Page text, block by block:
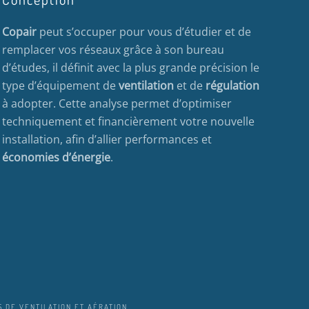
Copairpeut s’occuper pour vous d’étudier et de
remplacer vos réseaux grâce à son bureau
d’études, il définit avec la plus grande précision le
type d’équipement deventilationet de régulation
à adopter. Cette analyse permet d’optimiser
techniquement et financièrement votre nouvelle
installation, afin d’allier performances et
économies d’énergie.
DE VENTILATION ET AÉRATION